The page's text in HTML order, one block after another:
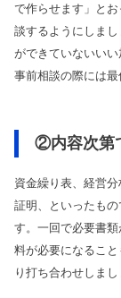
で作らせます」と
談するようにしま
ができていないい
事前相談の際には最
②内容次第
資金繰り表、経営
証明、といったも
す。一回で必要書
料が必要になるこ
り打ち合わせしまし